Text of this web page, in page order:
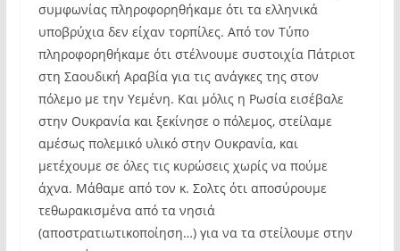
συμφωνίας πληροφορηθήκαμε ότι τα ελληνικά
υποβρύχια δεν είχαν τορπίλες. Από τον Τύπο
πληροφορηθήκαμε ότι στέλνουμε συστοιχία Πάτριοτ
στη Σαουδική Αραβία για τις ανάγκες της στον
πόλεμο με την Υεμένη. Και μόλις η Ρωσία εισέβαλε
στην Ουκρανία και ξεκίνησε ο πόλεμος, στείλαμε
αμέσως πολεμικό υλικό στην Ουκρανία, και
μετέχουμε σε όλες τις κυρώσεις χωρίς να πούμε
άχνα. Μάθαμε από τον κ. Σολτς ότι αποσύρουμε
τεθωρακισμένα από τα νησιά
(αποστρατιωτικοποίηση…) για να τα στείλουμε στην